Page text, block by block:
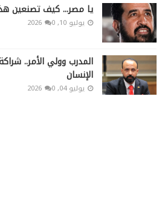
يا مصر... كيف تصنعين هذا
يوليو 10, 2026 0
المدرب وولي الأمر..
الإنسان
يوليو 04, 2026 0